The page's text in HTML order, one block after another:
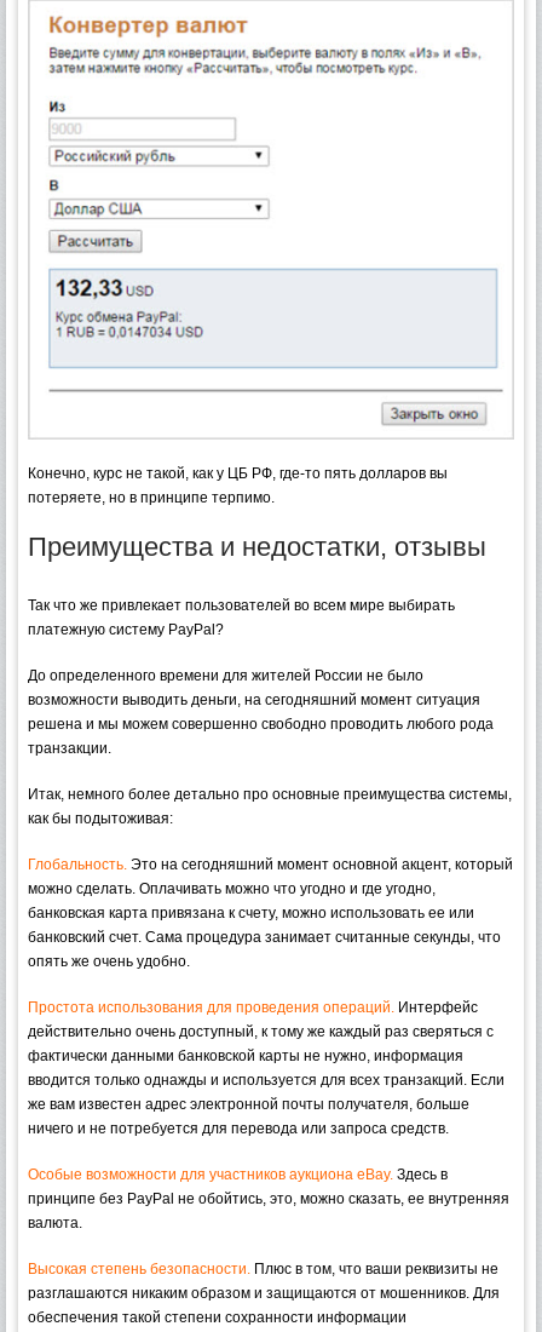
Конечно, курс не такой, как у ЦБ РФ, где-то пять долларов вы
потеряете, но в принципе терпимо.
Преимущества и недостатки, отзывы
Так что же привлекает пользователей во всем мире выбирать
платежную систему PayPal?
До определенного времени для жителей России не было
возможности выводить деньги, на сегодняшний момент ситуация
решена и мы можем совершенно свободно проводить любого рода
транзакции.
Итак, немного более детально про основные преимущества системы,
как бы подытоживая:
Глобальность. Это на сегодняшний момент основной акцент, который
можно сделать. Оплачивать можно что угодно и где угодно,
банковская карта привязана к счету, можно использовать ее или
банковский счет. Сама процедура занимает считанные секунды, что
опять же очень удобно.
Простота использования для проведения операций. Интерфейс
действительно очень доступный, к тому же каждый раз сверяться с
фактически данными банковской карты не нужно, информация
вводится только однажды и используется для всех транзакций. Если
же вам известен адрес электронной почты получателя, больше
ничего и не потребуется для перевода или запроса средств.
Особые возможности для участников аукциона eBay. Здесь в
принципе без PayPal не обойтись, это, можно сказать, ее внутренняя
валюта.
Высокая степень безопасности. Плюс в том, что ваши реквизиты не
разглашаются никаким образом и защищаются от мошенников. Для
обеспечения такой степени сохранности информации